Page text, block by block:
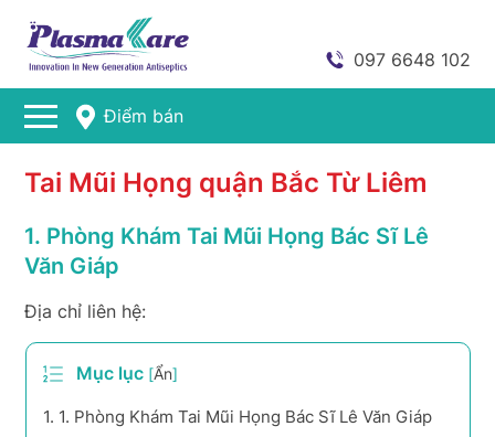
097 6648 102
Điểm bán
Tai Mũi Họng quận Bắc Từ Liêm
1. Phòng Khám Tai Mũi Họng Bác Sĩ Lê
Văn Giáp
Địa chỉ liên hệ:
Mục lục [Ẩn]
1. 1. Phòng Khám Tai Mũi Họng Bác Sĩ Lê Văn Giáp